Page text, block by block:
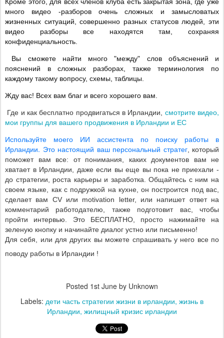
много видео -разборов очень сложных и замысловатых
жизненных ситуаций, совершенно разных статусов людей, эти
видео разборы все находятся там, сохраняя
конфиденциальность.
Вы сможете найти много "между" слов объяснений и
пояснений в сложных разборах, также терминология по
каждому такому вопросу, схемы, таблицы.
Жду вас! Всех вам благ и всего хорошего вам.
Где и как бесплатно продвигаться в Ирландии,
смотрите видео,
мои группы для вашего продвижения в Ирландии и ЕС
Используйте моего ИИ ассистента по поиску работы в
Ирландии. Это настоящий ваш персональный стратег, который
поможет вам все: от понимания, каких документов вам не
хватает в Ирландии, даже если вы еще вы пока не приехали -
до стратегии, роста карьеры и заработка. Общайтесь с ним на
своем языке, как с подружкой на кухне, он построится под вас,
сделает вам CVили motivation letter, или напишет ответ на
комментарий работодателю, также подготовит вас, чтобы
пройти интервью. Это БЕСПЛАТНО, просто нажимайте на
зеленую кнопку и начинайте диалог устно или письменно!
Для себя, или для других вы можете спрашивать у него все по
поводу работы в Ирландии !
Posted 1st June by Unknown
Labels: дети часть стратегии жизни в ирландии жизнь в
Ирландии жилищный кризис ирландии